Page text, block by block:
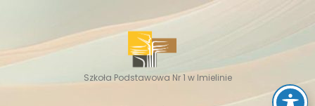
content
Szkoła Podstawowa Nr 1 w Imielinie